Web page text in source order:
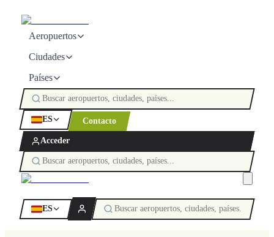
Aeropuertos
Ciudades
Países
ES Contacto
Acceder
ES